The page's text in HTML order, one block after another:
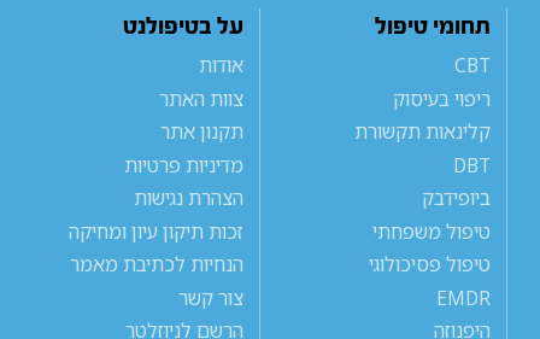
תחומי טיפול
CBT
ריפוי בעיסוק
קלינאות תקשורת
DBT
ביופידבק
טיפול משפחתי
טיפול פסיכולוגי
EMDR
היפנוזה
על בטיפולנט
אודות
צוות האתר
תקנון אתר
מדיניות פרטיות
הצהרת נגישות
זכות תיקון עיון ומחיקה
הנחיות לכתיבת מאמר
צור קשר
הרשם לניוזלטר